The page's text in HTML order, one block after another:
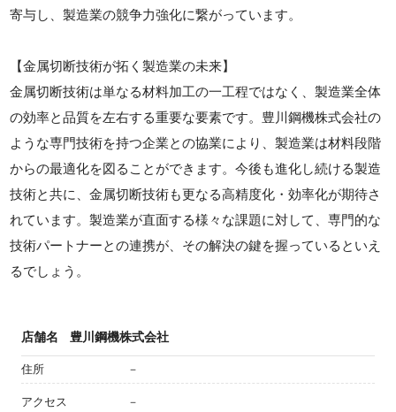
寄与し、製造業の競争力強化に繋がっています。
【金属切断技術が拓く製造業の未来】
金属切断技術は単なる材料加工の一工程ではなく、製造業全体
の効率と品質を左右する重要な要素です。豊川鋼機株式会社の
ような専門技術を持つ企業との協業により、製造業は材料段階
からの最適化を図ることができます。今後も進化し続ける製造
技術と共に、金属切断技術も更なる高精度化・効率化が期待さ
れています。製造業が直面する様々な課題に対して、専門的な
技術パートナーとの連携が、その解決の鍵を握っているといえ
るでしょう。
店舗名 豊川鋼機株式会社
住所 －
アクセス －